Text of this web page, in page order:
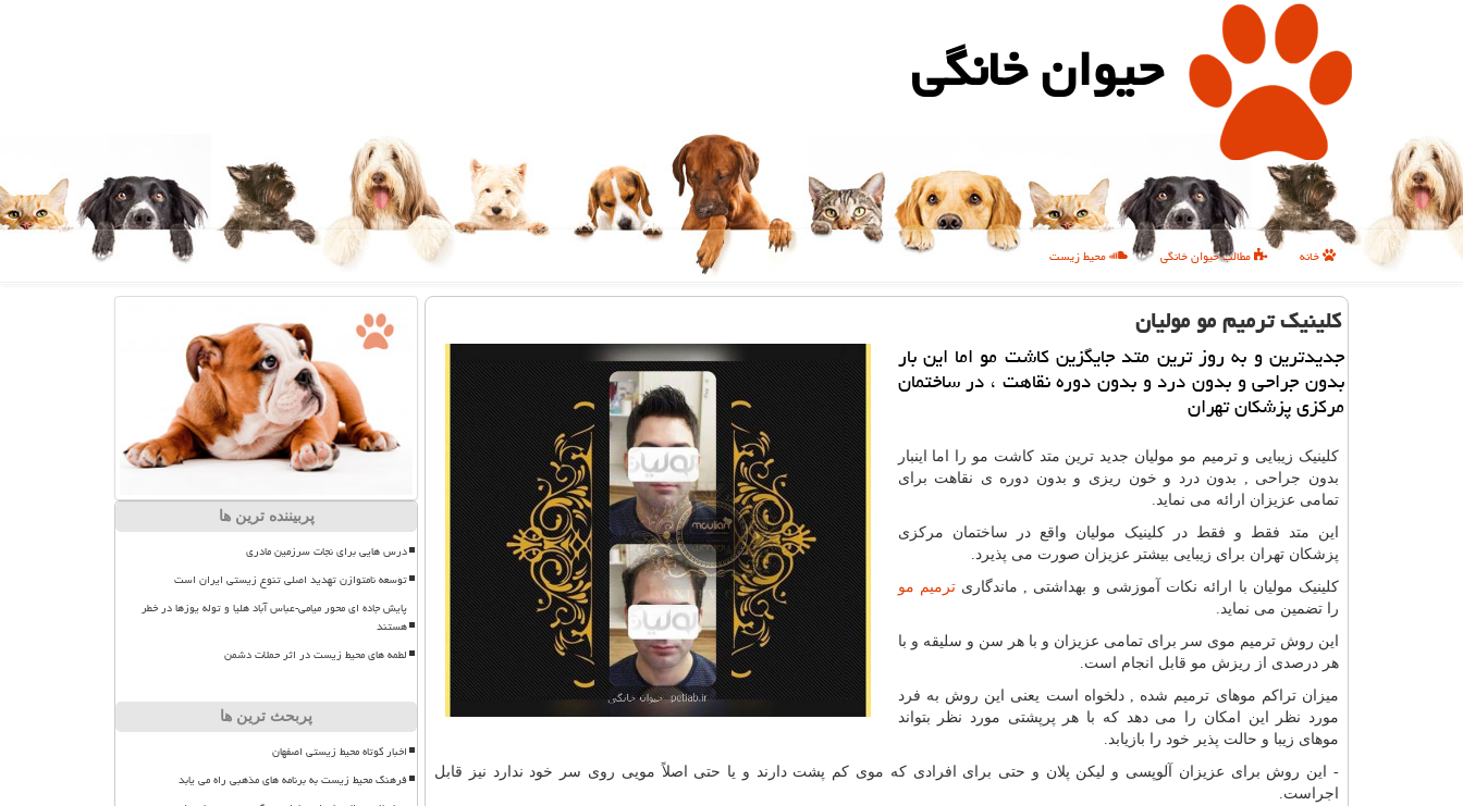
حیوان خانگی
خانه مطالب حیوان خانگی محیط زیست
كلینیك ترمیم مو مولیان
جدیدترین و به روز ترین متد جایگزین كاشت مو اما این بار
بدون جراحی و بدون درد و بدون دوره نقاهت ، در ساختمان
مركزی پزشكان تهران
کلینیک زیبایی و ترمیم مو مولیان جدید ترین متد کاشت مو را اما اینبار
بدون جراحی , بدون درد و خون ریزی و بدون دوره ی نقاهت برای
تمامی عزیزان ارائه می نماید.
این متد فقط و فقط در کلینیک مولیان واقع در ساختمان مرکزی
پزشکان تهران برای زیبایی بیشتر عزیزان صورت می پذیرد.
کلینیک مولیان با ارائه نکات آموزشی و بهداشتی , ماندگاریترمیم مو
را تضمین می نماید.
این روشترمیم موی سر برای تمامی عزیزان و با هر سن و سلیقه و با
هر درصدی از ریزش مو قابل انجام است.
میزان تراکم موهای ترمیم شده , دلخواه است یعنی این روش به فرد
مورد نظر این امکان را می دهد که با هر پرپشتی مورد نظر بتواند
موهای زیبا و حالت پذیر خود را بازیابد.
- این روش برای عزیزان آلوپسی و لیکن پلان و حتی برای افرادی که موی کم پشت دارند و یا حتی اصلاً مویی روی سر خود ندارد نیز قابل
اجراست.
پربیننده ترین ها
درس هایی برای نجات سرزمین مادری
توسعه نامتوازن تهدید اصلی تنوع زیستی ایران است
پایش جاده ای محور میامی-عباس آباد هلیا و توله یوزها در خطر
هستند
لطمه های محیط زیست در اثر حملات دشمن
پربحث ترین ها
اخبار کوتاه محیط زیستی اصفهان
فرهنگ محیط زیست به برنامه های مذهبی راه می یابد